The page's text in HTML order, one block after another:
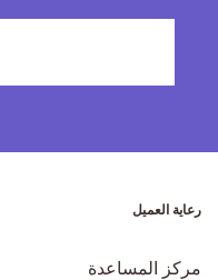
رعاية العميل
مركز المساعدة